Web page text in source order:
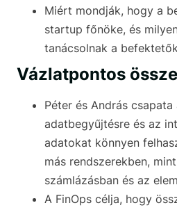
Miért mondják, hogy a
startup főnöke, és
tanácsolnak a
Vázlatpontos
Péter és András
adatbegyűjtésre és az
adatokat könnyen
más rendszerekben,
számlázásban és az
A FinOps célja, hogy